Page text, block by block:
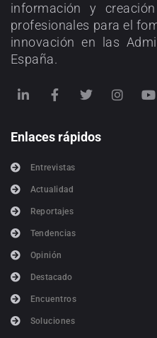
información y
profesionales para el
innovación en las
España.
Enlaces rápidos
Entrevistas
Actualidad
Reportajes
Tendencias
Opinión
Destacado
Encuentros
Soluciones